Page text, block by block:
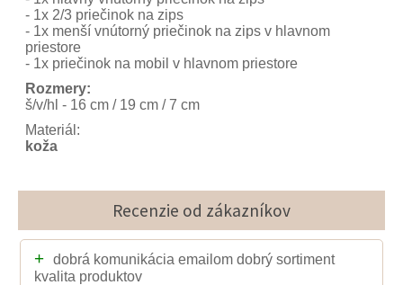
- 1x 2/3 priečinok na zips
- 1x menší vnútorný priečinok na zips v hlavnom
priestore
- 1x priečinok na mobil v hlavnom priestore
Rozmery:
š/v/hl - 16 cm / 19 cm / 7 cm
Materiál:
koža
Recenzie od zákazníkov
+
dobrá komunikácia emailom dobrý sortiment
kvalita produktov